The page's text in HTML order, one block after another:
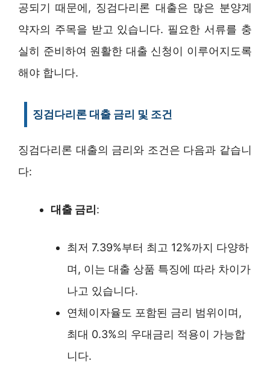
공되기 때문에, 징검다리론 대출은 많은 분양계
약자의 주목을 받고 있습니다. 필요한 서류를 충
실히 준비하여 원활한 대출 신청이 이루어지도록
해야 합니다.
징검다리론 대출 금리 및 조건
징검다리론 대출의 금리와 조건은 다음과 같습니
다:
대출 금리:
최저 7.39%부터 최고 12%까지 다양하
며, 이는 대출 상품 특징에 따라 차이가
나고 있습니다.
연체이자율도 포함된 금리 범위이며,
최대 0.3%의 우대금리 적용이 가능합
니다.